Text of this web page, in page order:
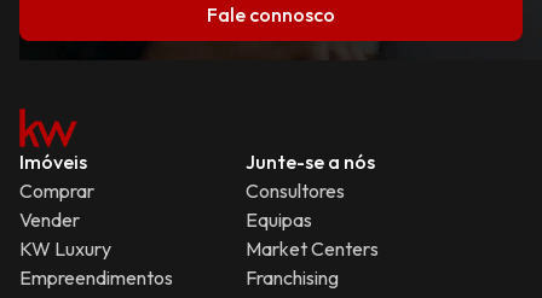
Fale connosco
Imóveis
Comprar
Vender
KW Luxury
Empreendimentos
Junte-se a nós
Consultores
Equipas
Market Centers
Franchising